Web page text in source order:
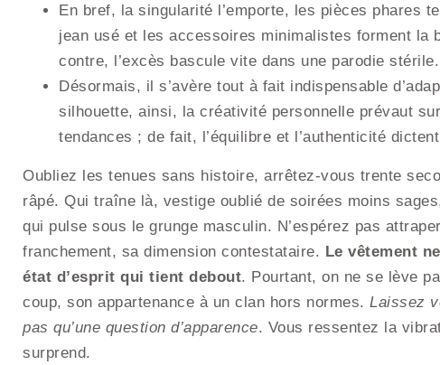
En bref, la singularité l’emporte, les pièces phares
jean usé et les accessoires minimalistes forment la
contre, l’excès bascule vite dans une parodie stérile.
Désormais, il s’avère tout à fait indispensable
silhouette, ainsi, la créativité personnelle prévaut
tendances ; de fait, l’équilibre et l’authenticité
Oubliez les tenues sans histoire, arrêtez-vous trente
râpé. Qui traîne là, vestige oublié de soirées moins
qui pulse sous le grunge masculin. N’espérez pas
franchement, sa dimension contestataire. Le vêtement
état d’esprit qui tient debout. Pourtant, on ne se lève
coup, son appartenance à un clan hors normes. Laissez
pas qu’une question d’apparence. Vous ressentez la
surprend.